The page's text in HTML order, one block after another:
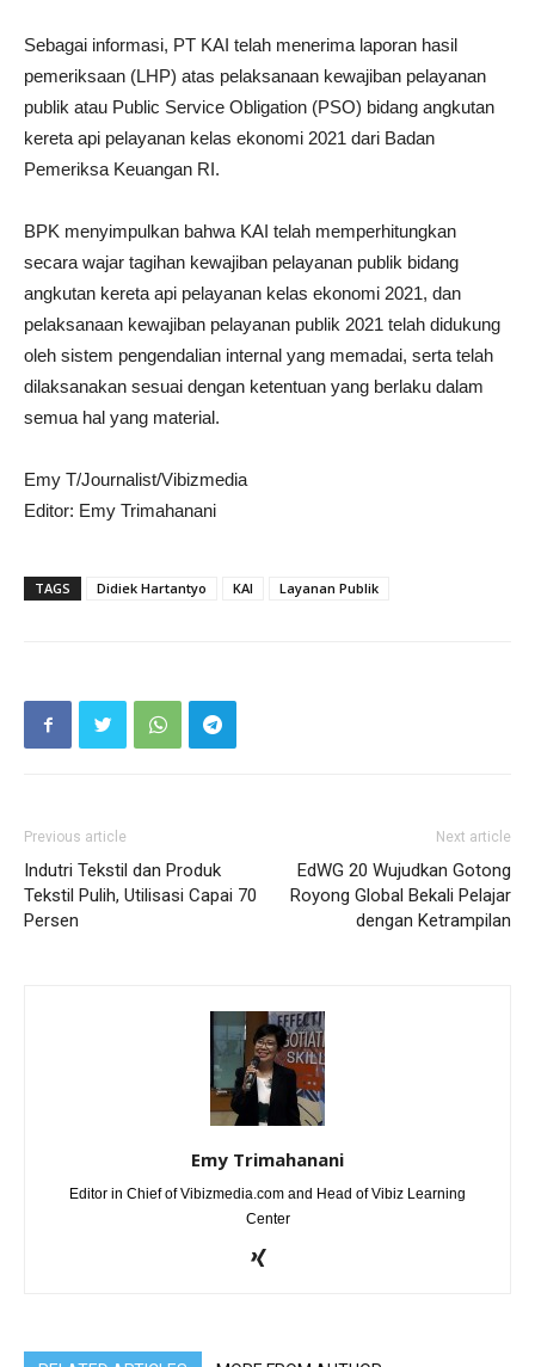
Sebagai informasi, PT KAI telah menerima laporan hasil
pemeriksaan (LHP) atas pelaksanaan kewajiban pelayanan
publik atau Public Service Obligation (PSO) bidang angkutan
kereta api pelayanan kelas ekonomi 2021 dari Badan
Pemeriksa Keuangan RI.
BPK menyimpulkan bahwa KAI telah memperhitungkan
secara wajar tagihan kewajiban pelayanan publik bidang
angkutan kereta api pelayanan kelas ekonomi 2021, dan
pelaksanaan kewajiban pelayanan publik 2021 telah didukung
oleh sistem pengendalian internal yang memadai, serta telah
dilaksanakan sesuai dengan ketentuan yang berlaku dalam
semua hal yang material.
Emy T/Journalist/Vibizmedia
Editor: Emy Trimahanani
TAGS Didiek Hartantyo KAI Layanan Publik
Previous article
Indutri Tekstil dan Produk
Tekstil Pulih, Utilisasi Capai 70
Persen
Next article
EdWG 20 Wujudkan Gotong
Royong Global Bekali Pelajar
dengan Ketrampilan
Emy Trimahanani
Editor in Chief of Vibizmedia.com and Head of Vibiz Learning
Center